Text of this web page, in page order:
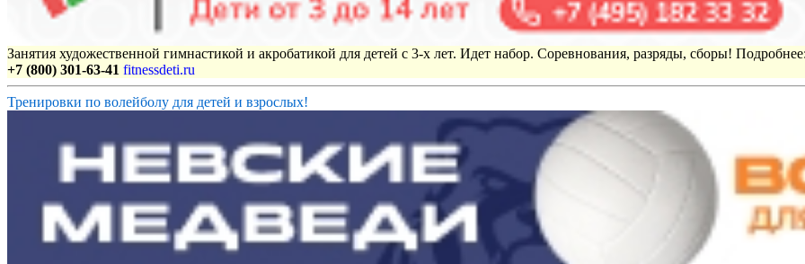
Занятия художественной гимнастикой и акробатикой для детей с 3-х лет. Идет набор. Соревнования, разряды, сборы!
+7 (800) 301-63-41 fitnessdeti.ru
Тренировки по волейболу для детей и взрослых!